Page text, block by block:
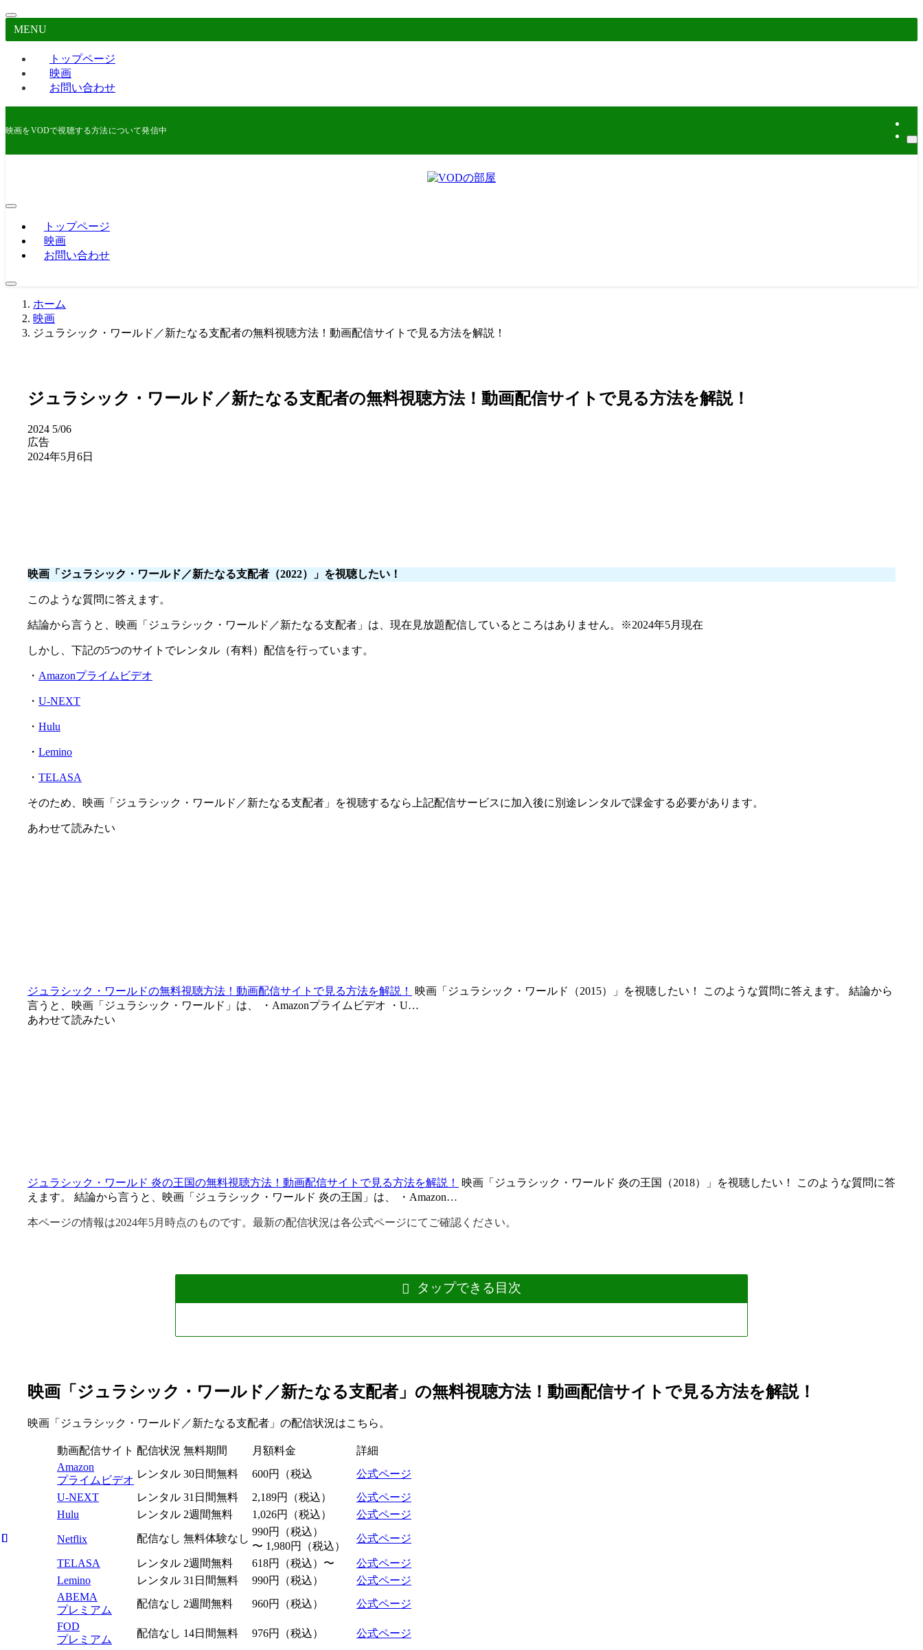
MENU
トップページ
映画
お問い合わせ
映画をVODで視聴する方法について発信中
トップページ
映画
お問い合わせ
ホーム
映画
ジュラシック・ワールド／新たなる支配者の無料視聴方法！動画配信サイトで見る方法を解説！
ジュラシック・ワールド／新たなる支配者の無料視聴方法！動画配信サイトで見る方法を解説！
2024 5/06
広告
2024年5月6日
映画「ジュラシック・ワールド／新たなる支配者（2022）」を視聴したい！
このような質問に答えます。
結論から言うと、映画「ジュラシック・ワールド／新たなる支配者」は、現在見放題配信しているところはありません。※2024年5月現在
しかし、下記の5つのサイトでレンタル（有料）配信を行っています。
・ Amazonプライムビデオ
・ U-NEXT
・ Hulu
・ Lemino
・ TELASA
そのため、映画「ジュラシック・ワールド／新たなる支配者」を視聴するなら上記配信サービスに加入後に別途レンタルで課金する必要があります。
あわせて読みたい
ジュラシック・ワールドの無料視聴方法！動画配信サイトで見る方法を解説！
映画「ジュラシック・ワールド（2015）」を視聴したい！ このような質問に答えます。 結論から
言うと、映画「ジュラシック・ワールド」は、 ・Amazonプライムビデオ ・U…
あわせて読みたい
ジュラシック・ワールド 炎の王国の無料視聴方法！動画配信サイトで見る方法を解説！
映画「ジュラシック・ワールド 炎の王国（2018）」を視聴したい！ このような質問に答
えます。 結論から言うと、映画「ジュラシック・ワールド 炎の王国」は、 ・Amazon…
本ページの情報は2024年5月時点のものです。最新の配信状況は各公式ページにてご確認ください。
タップできる目次
映画「ジュラシック・ワールド／新たなる支配者」の無料視聴方法！動画配信サイトで見る方法を解説！
映画「ジュラシック・ワールド／新たなる支配者」の配信状況はこちら。
動画配信サイト 配信状況 無料期間 月額料金
詳細
Amazon
プライムビデオ
レンタル 30日間無料 600円（税込
公式ページ
U-NEXT
レンタル 31日間無料 2,189円（税込）
公式ページ
Hulu
レンタル 2週間無料 1,026円（税込） 公式ページ
Netflix 配信なし 無料体験なし
990円（税込）
〜 1,980円（税込）
公式ページ
TELASA レンタル 2週間無料 618円（税込）〜
公式ページ
Lemino
レンタル 31日間無料 990円（税込）
公式ページ
ABEMA
プレミアム
配信なし 2週間無料 960円（税込）
公式ページ
FOD
プレミアム
配信なし 14日間無料 976円（税込）
公式ページ